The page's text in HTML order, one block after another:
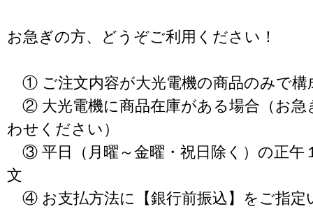
お急ぎの方、どうぞご利用ください！
① ご注文内容が大光電機の商品のみで構
② 大光電機に商品在庫がある場合（お急
わせください）
③ 平日（月曜～金曜・祝日除く）の正午
文
④ お支払方法に【銀行前振込】をご指定